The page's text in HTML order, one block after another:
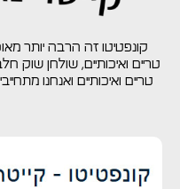
קונפטיטו זה הרבה יותר
ואיכותיים, שולחן שוק
טריים ואיכותיים ואנחנו